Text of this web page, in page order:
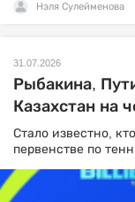
Нэля Сулейменова
31.07.2026
Рыбакина,
Казахстан на
Стало известно,
первенстве по